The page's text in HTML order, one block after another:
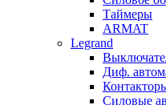
Таймеры
ARMAT
Legrand
Диф.
Силовые